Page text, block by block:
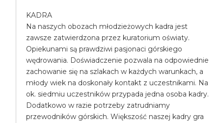
KADRA
Na naszych obozach młodzieżowych kadra jest
zawsze zatwierdzona przez kuratorium oświaty.
Opiekunami są prawdziwi pasjonaci górskiego
wędrowania. Doświadczenie pozwala na odpowiednie
zachowanie się na szlakach w każdych warunkach, a
młody wiek na doskonały kontakt z uczestnikami. Na
ok. siedmiu uczestników przypada jedna osoba kadry.
Dodatkowo w razie potrzeby zatrudniamy
przewodników górskich. Większość naszej kadry gra